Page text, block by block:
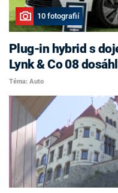
10 fotografií
Plug-in hybrid s
Lynk & Co 08
Téma: Auto